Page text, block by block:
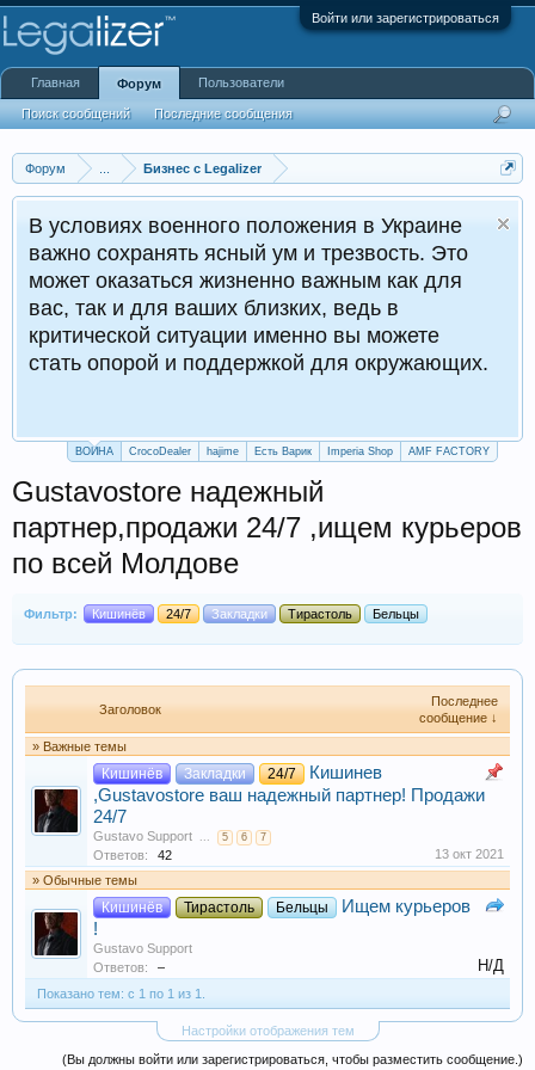
Войти или зарегистрироваться
Форум Бизнес с Legalizer
В условиях военного положения в Украине
важно сохранять ясный ум и трезвость. Это
может оказаться жизненно важным как для
вас, так и для ваших близких, ведь в
критической ситуации именно вы можете
стать опорой и поддержкой для окружающих.
ВОЙНА CrocoDealer hajime Есть Варик Imperia Shop AMF FACTORY
Gustavostore надежный
партнер,продажи 24/7 ,ищем курьеров
по всей Молдове
Фильтр: Кишинёв 24/7 Закладки Тирастоль Бельцы
Заголовок
Последнее
сообщение ↓
» Важные темы
Кишинёв Закладки 24/7
Кишинев
,Gustavostore ваш надежный партнер! Продажи
24/7
Gustavo Support ... 5 6 7
Ответов: 42
13 окт 2021
» Обычные темы
Кишинёв Тирастоль Бельцы
Ищем курьеров
!
Gustavo Support
Ответов:
– Н/Д
Показано тем: с 1 по 1 из 1.
Настройки отображения тем
(Вы должны войти или зарегистрироваться, чтобы разместить сообщение.)
Главная Форум
Поиск сообщений Последние сообщения
Пользователи